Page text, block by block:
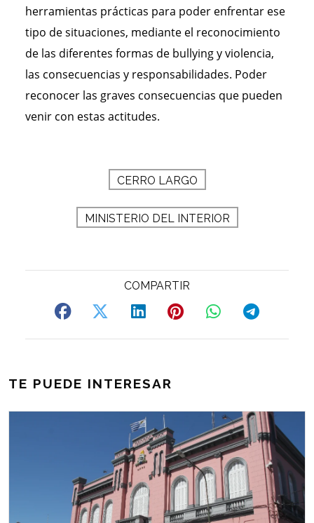
herramientas prácticas para poder enfrentar ese
tipo de situaciones, mediante el reconocimiento
de las diferentes formas de bullying y violencia,
las consecuencias y responsabilidades. Poder
reconocer las graves consecuencias que pueden
venir con estas actitudes.
CERRO LARGO
MINISTERIO DEL INTERIOR
TE PUEDE INTERESAR